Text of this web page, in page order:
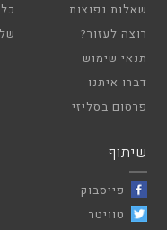
שאלות נפוצות
רוצה לעזור?
תנאי שימוש
דברו איתנו
פרסום בסליזי
שיתוף
פייסבוק
טוויטר